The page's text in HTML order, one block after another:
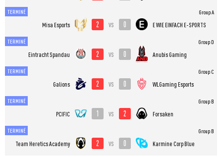
TERMINÉ
Misa Esports 2 vs 0 E WIE EINFACH E-SPORTS
Group A
TERMINÉ
Eintracht Spandau 2 vs 0 Anubis Gaming
Group D
TERMINÉ
Galions 2 vs 0 WLGaming Esports
Group C
TERMINÉ
PCIFIC 1 vs 2 Forsaken
Group B
TERMINÉ
Team Heretics Academy 2 vs 0 Karmine Corp Blue
Group B